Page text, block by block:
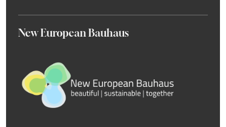
New European Bauhaus